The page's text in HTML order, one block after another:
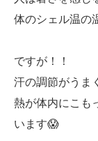
体のシェル温の
ですが！！
汗の調節がうま
熱が体内にこも
います😱